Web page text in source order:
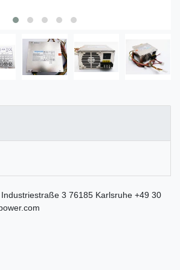
Industriestraße 3 76185 Karlsruhe +49 30